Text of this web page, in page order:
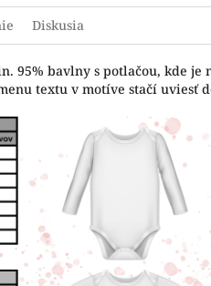
Diskusia
95% bavlny s potlačou, kde je
textu v motíve stačí uviesť